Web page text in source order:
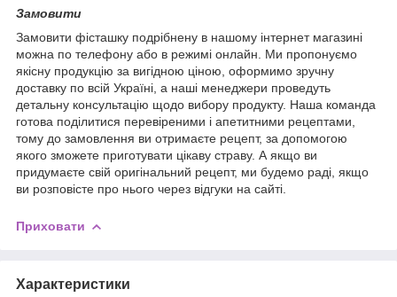
Замовити
Замовити фісташку подрібнену в нашому інтернет магазині
можна по телефону або в режимі онлайн. Ми пропонуємо
якісну продукцію за вигідною ціною, оформимо зручну
доставку по всій Україні, а наші менеджери проведуть
детальну консультацію щодо вибору продукту. Наша команда
готова поділитися перевіреними і апетитними рецептами,
тому до замовлення ви отримаєте рецепт, за допомогою
якого зможете приготувати цікаву страву. А якщо ви
придумаєте свій оригінальний рецепт, ми будемо раді, якщо
ви розповісте про нього через відгуки на сайті.
Приховати
Характеристики